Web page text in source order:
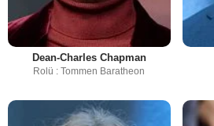
Dean-Charles Chapman
Rolü : Tommen Baratheon